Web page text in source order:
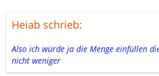
Heiab schrieb:
Also ich würde ja die Menge einfüllen
nicht weniger